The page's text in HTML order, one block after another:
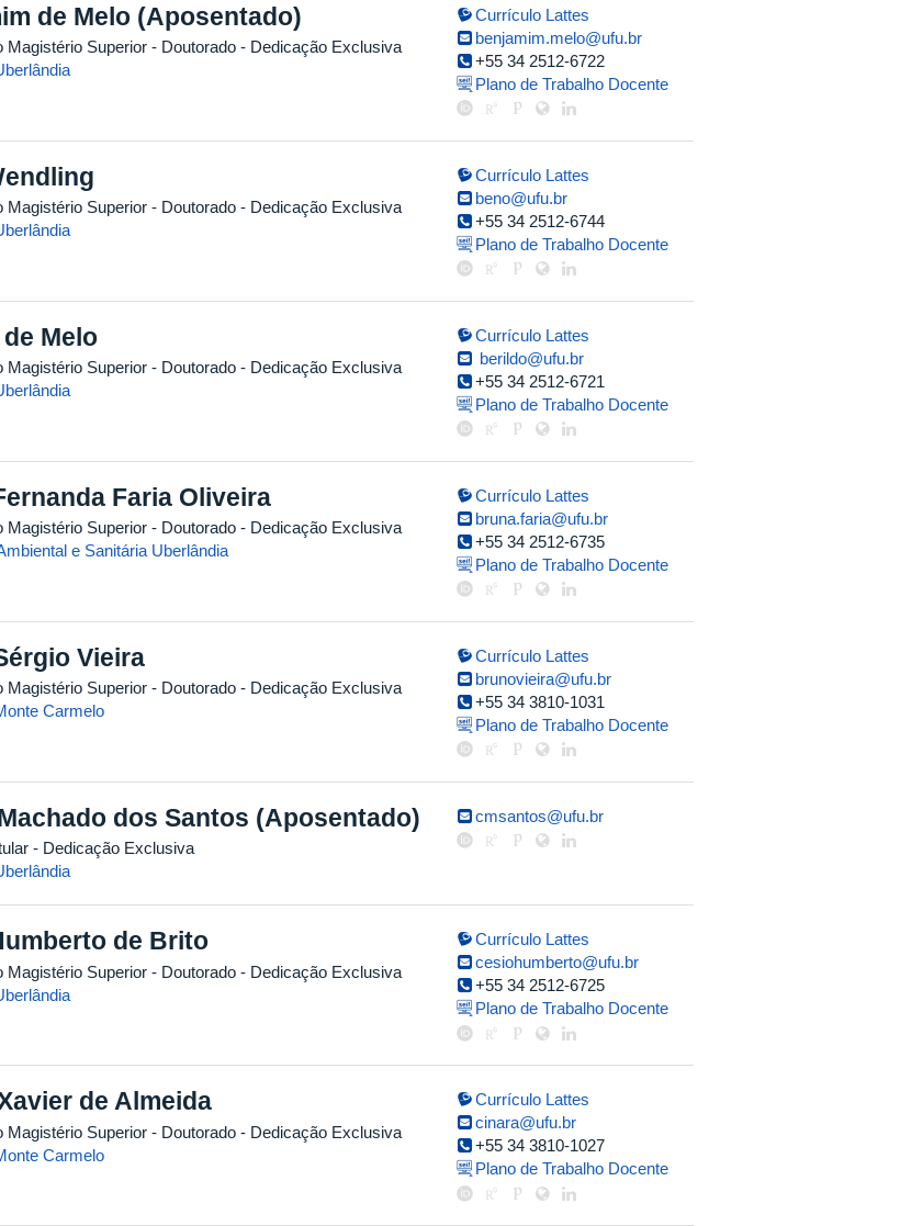
de Melo (Aposentado)
Magistério Superior - Doutorado - Dedicação Exclusiva
Currículo Lattes
benjamim.melo@ufu.br
+55 34 2512-6722
Plano de Trabalho Docente
Magistério Superior - Doutorado - Dedicação Exclusiva
Currículo Lattes
beno@ufu.br
+55 34 2512-6744
Plano de Trabalho Docente
Melo
Magistério Superior - Doutorado - Dedicação Exclusiva
Currículo Lattes
berildo@ufu.br
+55 34 2512-6721
Plano de Trabalho Docente
Faria Oliveira
Magistério Superior - Doutorado - Dedicação Exclusiva
e Sanitária Uberlândia
Currículo Lattes
bruna.faria@ufu.br
+55 34 2512-6735
Plano de Trabalho Docente
Vieira
Magistério Superior - Doutorado - Dedicação Exclusiva
Carmelo
Currículo Lattes
brunovieira@ufu.br
+55 34 3810-1031
Plano de Trabalho Docente
dos Santos (Aposentado)
- Dedicação Exclusiva
cmsantos@ufu.br
de Brito
Magistério Superior - Doutorado - Dedicação Exclusiva
Currículo Lattes
cesiohumberto@ufu.br
+55 34 2512-6725
Plano de Trabalho Docente
de Almeida
Magistério Superior - Doutorado - Dedicação Exclusiva
Carmelo
Currículo Lattes
cinara@ufu.br
+55 34 3810-1027
Plano de Trabalho Docente